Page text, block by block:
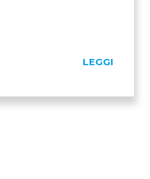
LEGGI